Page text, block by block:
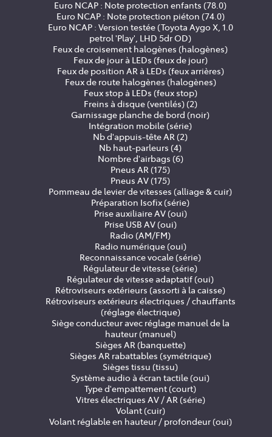
Euro NCAP : Note protection enfants (78.0)
Euro NCAP : Note protection piéton (74.0)
Euro NCAP : Version testée (Toyota Aygo X, 1.0
petrol 'Play', LHD 5dr OD)
Feux de croisement halogènes (halogènes)
Feux de jour à LEDs (feux de jour)
Feux de position AR à LEDs (feux arrières)
Feux de route halogènes (halogènes)
Feux stop à LEDs (feux stop)
Freins à disque (ventilés) (2)
Garnissage planche de bord (noir)
Intégration mobile (série)
Nb d'appuis-tête AR (2)
Nb haut-parleurs (4)
Nombre d'airbags (6)
Pneus AR (175)
Pneus AV (175)
Pommeau de levier de vitesses (alliage & cuir)
Préparation Isofix (série)
Prise auxiliaire AV (oui)
Prise USB AV (oui)
Radio (AM/FM)
Radio numérique (oui)
Reconnaissance vocale (série)
Régulateur de vitesse (série)
Régulateur de vitesse adaptatif (oui)
Rétroviseurs extérieurs (assorti à la caisse)
Rétroviseurs extérieurs électriques / chauffants
(réglage électrique)
Siège conducteur avec réglage manuel de la
hauteur (manuel)
Sièges AR (banquette)
Sièges AR rabattables (symétrique)
Sièges tissu (tissu)
Système audio à écran tactile (oui)
Type d'empattement (court)
Vitres électriques AV / AR (série)
Volant (cuir)
Volant réglable en hauteur / profondeur (oui)